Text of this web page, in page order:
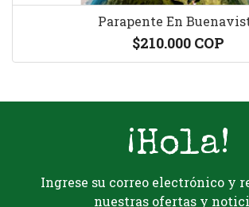
Parapente En
$210.000 COP
¡Hola!
Ingrese su correo electrónico y
nuestras ofertas y